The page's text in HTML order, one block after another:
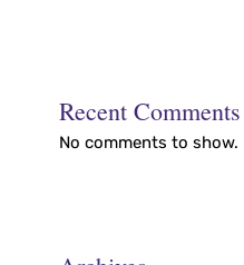
Recent Comments
No comments to show.